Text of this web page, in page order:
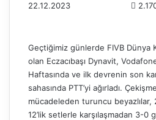
22.12.2023
Geçtiğimiz günlerde FIVB Dünya
olan Eczacıbaşı Dynavit,
Haftasında ve ilk devrenin son
sahasında PTT’yi ağırladı.
mücadeleden turuncu beyazlılar,
12’lik setlerle karşılaşmadan 3-0